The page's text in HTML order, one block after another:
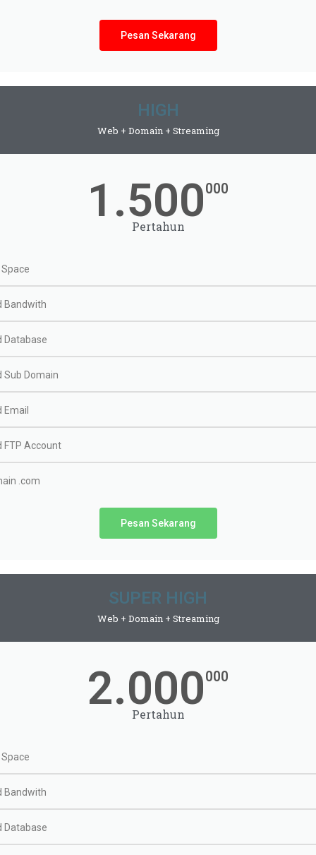
Pesan Sekarang
HIGH
Web + Domain + Streaming
1.500000
Pertahun
Bandwith
Database
Sub Domain
Email
FTP Account
.com
Pesan Sekarang
SUPER HIGH
Web + Domain + Streaming
2.000000
Pertahun
Bandwith
Database